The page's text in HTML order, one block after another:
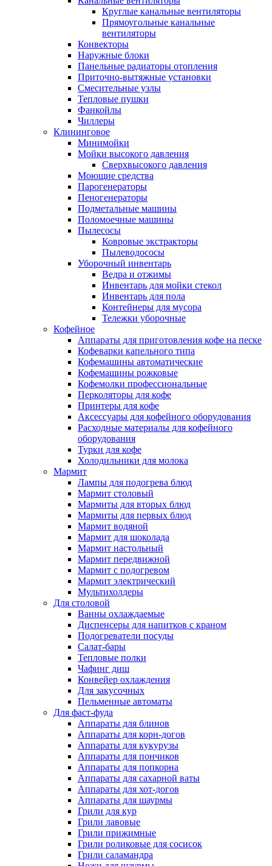
Круглые канальные вентиляторы
Прямоугольные канальные
вентиляторы
Конвекторы
Наружные блоки
Панельные радиаторы отопления
Приточно-вытяжные установки
Смесительные узлы
Тепловые пушки
Фанкойлы
Чиллеры
Клининговое
Минимойки
Мойки высокого давления
Сверхвысокого давления
Моющие средства
Парогенераторы
Пеногенераторы
Подметальные машины
Поломоечные машины
Пылесосы
Ковровые экстракторы
Пылеводососы
Уборочный инвентарь
Ведра и отжимы
Инвентарь для мойки стекол
Инвентарь для пола
Контейнеры для мусора
Тележки уборочные
Кофейное
Аппараты для приготовления кофе на песке
Кофеварки капельного типа
Кофемашины автоматические
Кофемашины рожковые
Кофемолки профессиональные
Перколяторы для кофе
Принтеры для кофе
Аксессуары для кофейного оборудования
Расходные материалы для кофейного
оборудования
Турки для кофе
Холодильники для молока
Мармит
Лампы для подогрева блюд
Мармит столовый
Мармиты для вторых блюд
Мармиты для первых блюд
Мармит водяной
Мармит для шоколада
Мармит настольный
Мармит передвижной
Мармит с подогревом
Мармит электрический
Мультихолдеры
Для столовой
Ванны охлаждаемые
Диспенсеры для напитков с краном
Подогреватели посуды
Салат-бары
Тепловые полки
Чафинг диш
Конвейер охлаждения
Для закусочных
Пельменные автоматы
Для фаст-фуда
Аппараты для блинов
Аппараты для корн-догов
Аппараты для кукурузы
Аппараты для пончиков
Аппараты для попкорна
Аппараты для сахарной ваты
Аппараты для хот-догов
Аппараты для шаурмы
Грили для кур
Грили лавовые
Грили прижимные
Грили роликовые для сосисок
Грили саламандра